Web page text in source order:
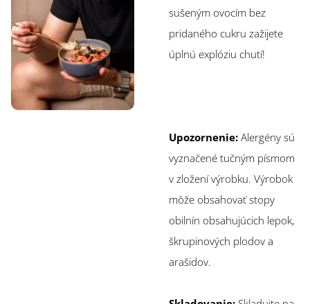
sušeným ovocím bez
pridaného cukru zažijete
úplnú explóziu chutí!
Upozornenie: Alergény sú
vyznačené tučným písmom
v zložení výrobku. Výrobok
môže obsahovať stopy
obilnín obsahujúcich lepok,
škrupinových plodov a
arašidov.